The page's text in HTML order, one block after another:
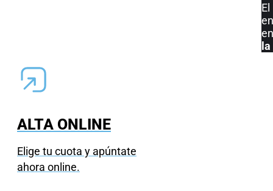
ALTA ONLINE
Elige tu cuota y apúntate
ahora online.